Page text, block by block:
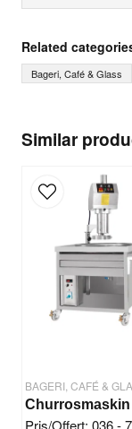
Similar
BAGERI, CAFÉ &
Pris/Offert: 036 -
Ask us
Name
email
Email
Yes, you
Related
Bageri, Café & Glass